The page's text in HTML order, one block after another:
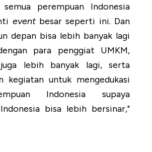
perempuan Indonesia
eventbesar seperti ini. Dan
depan bisa lebih banyak lagi
para penggiat UMKM,
lebih banyak lagi, serta
kegiatan untuk mengedukasi
Indonesia supaya
bisa lebih bersinar,"